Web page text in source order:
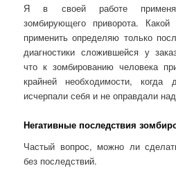
Я в своей работе
зомбирующего приворота.
применить определяю только
диагностики сложившейся у
что к зомбированию человека
крайней необходимости, когда
исчерпали себя и не оправдали
Негативные последствия
Частый вопрос, можно ли
без последствий.